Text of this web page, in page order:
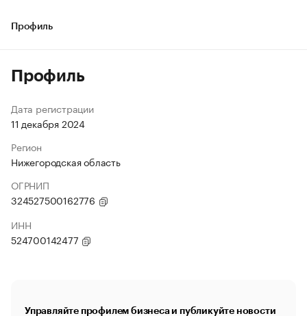
Профиль
Профиль
Дата регистрации
11 декабря 2024
Регион
Нижегородская область
ОГРНИП
324527500162776
ИНН
524700142477
Управляйте профилем бизнеса и публикуйте новости